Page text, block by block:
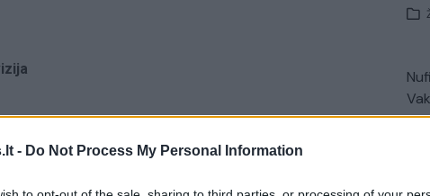
- Do Not Process My Personal Information
Marius Narmontas kalbėjo apie statybų
renovacijos spartinimą.
V.